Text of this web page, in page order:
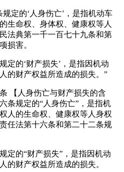
定的‘人身伤亡’，是指机动车
生命权、身体权、健康权等人
法典第一千一百七十九条和第
损害。
定的‘财产损失’，是指因机动
的财产权益所造成的损失。”
【人身伤亡与财产损失的含
条规定的“人身伤亡”，是指机
人的生命权、健康权等人身权
任法第十六条和第二十二条规
定的“财产损失”，是指因机动
的财产权益所造成的损失。